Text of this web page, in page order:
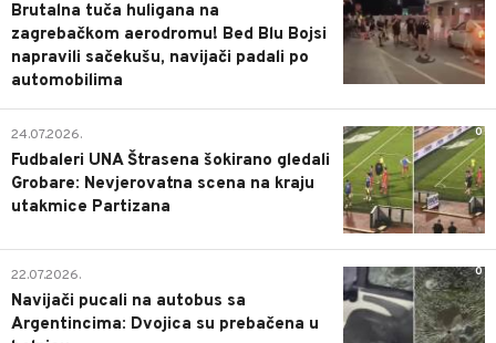
Brutalna tuča huligana na
zagrebačkom aerodromu! Bed Blu Bojsi
napravili sačekušu, navijači padali po
automobilima
0
24.07.2026.
Fudbaleri UNA Štrasena šokirano gledali
Grobare: Nevjerovatna scena na kraju
utakmice Partizana
0
22.07.2026.
Navijači pucali na autobus sa
Argentincima: Dvojica su prebačena u